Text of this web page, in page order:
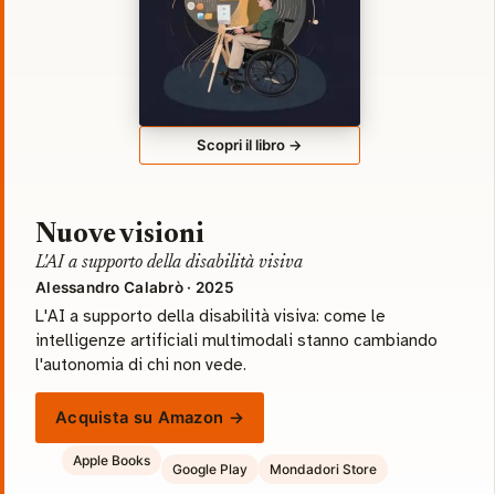
Scopri il libro →
Nuove visioni
L'AI a supporto della disabilità visiva
Alessandro Calabrò · 2025
L'AI a supporto della disabilità visiva: come le
intelligenze artificiali multimodali stanno cambiando
l'autonomia di chi non vede.
Acquista su Amazon →
Apple Books
Google Play Mondadori Store